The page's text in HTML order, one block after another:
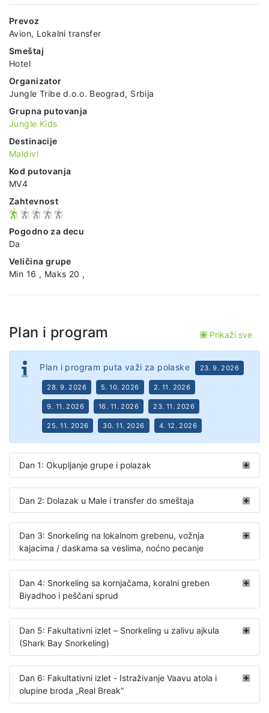
Prevoz
Avion, Lokalni transfer
Smeštaj
Hotel
Organizator
Jungle Tribe d.o.o. Beograd, Srbija
Grupna putovanja
Jungle Kids
Destinacije
Maldivi
Kod putovanja
MV4
Zahtevnost
Pogodno za decu
Da
Veličina grupe
Min 16 , Maks 20 ,
Plan i program Prikaži sve
Plan i program puta važi za polaske 23. 9. 2026
28. 9. 2026 5. 10. 2026 2. 11. 2026
9. 11. 2026 16. 11. 2026 23. 11. 2026
25. 11. 2026 30. 11. 2026 4. 12. 2026
Dan 1: Okupljanje grupe i polazak
Dan 2: Dolazak u Male i transfer do smeštaja
Dan 3: Snorkeling na lokalnom grebenu, vožnja
kajacima / daskama sa veslima, noćno pecanje
Dan 4: Snorkeling sa kornjačama, koralni greben
Biyadhoo i peščani sprud
Dan 5: Fakultativni izlet – Snorkeling u zalivu ajkula
(Shark Bay Snorkeling)
Dan 6: Fakultativni izlet - Istraživanje Vaavu atola i
olupine broda „Real Break“